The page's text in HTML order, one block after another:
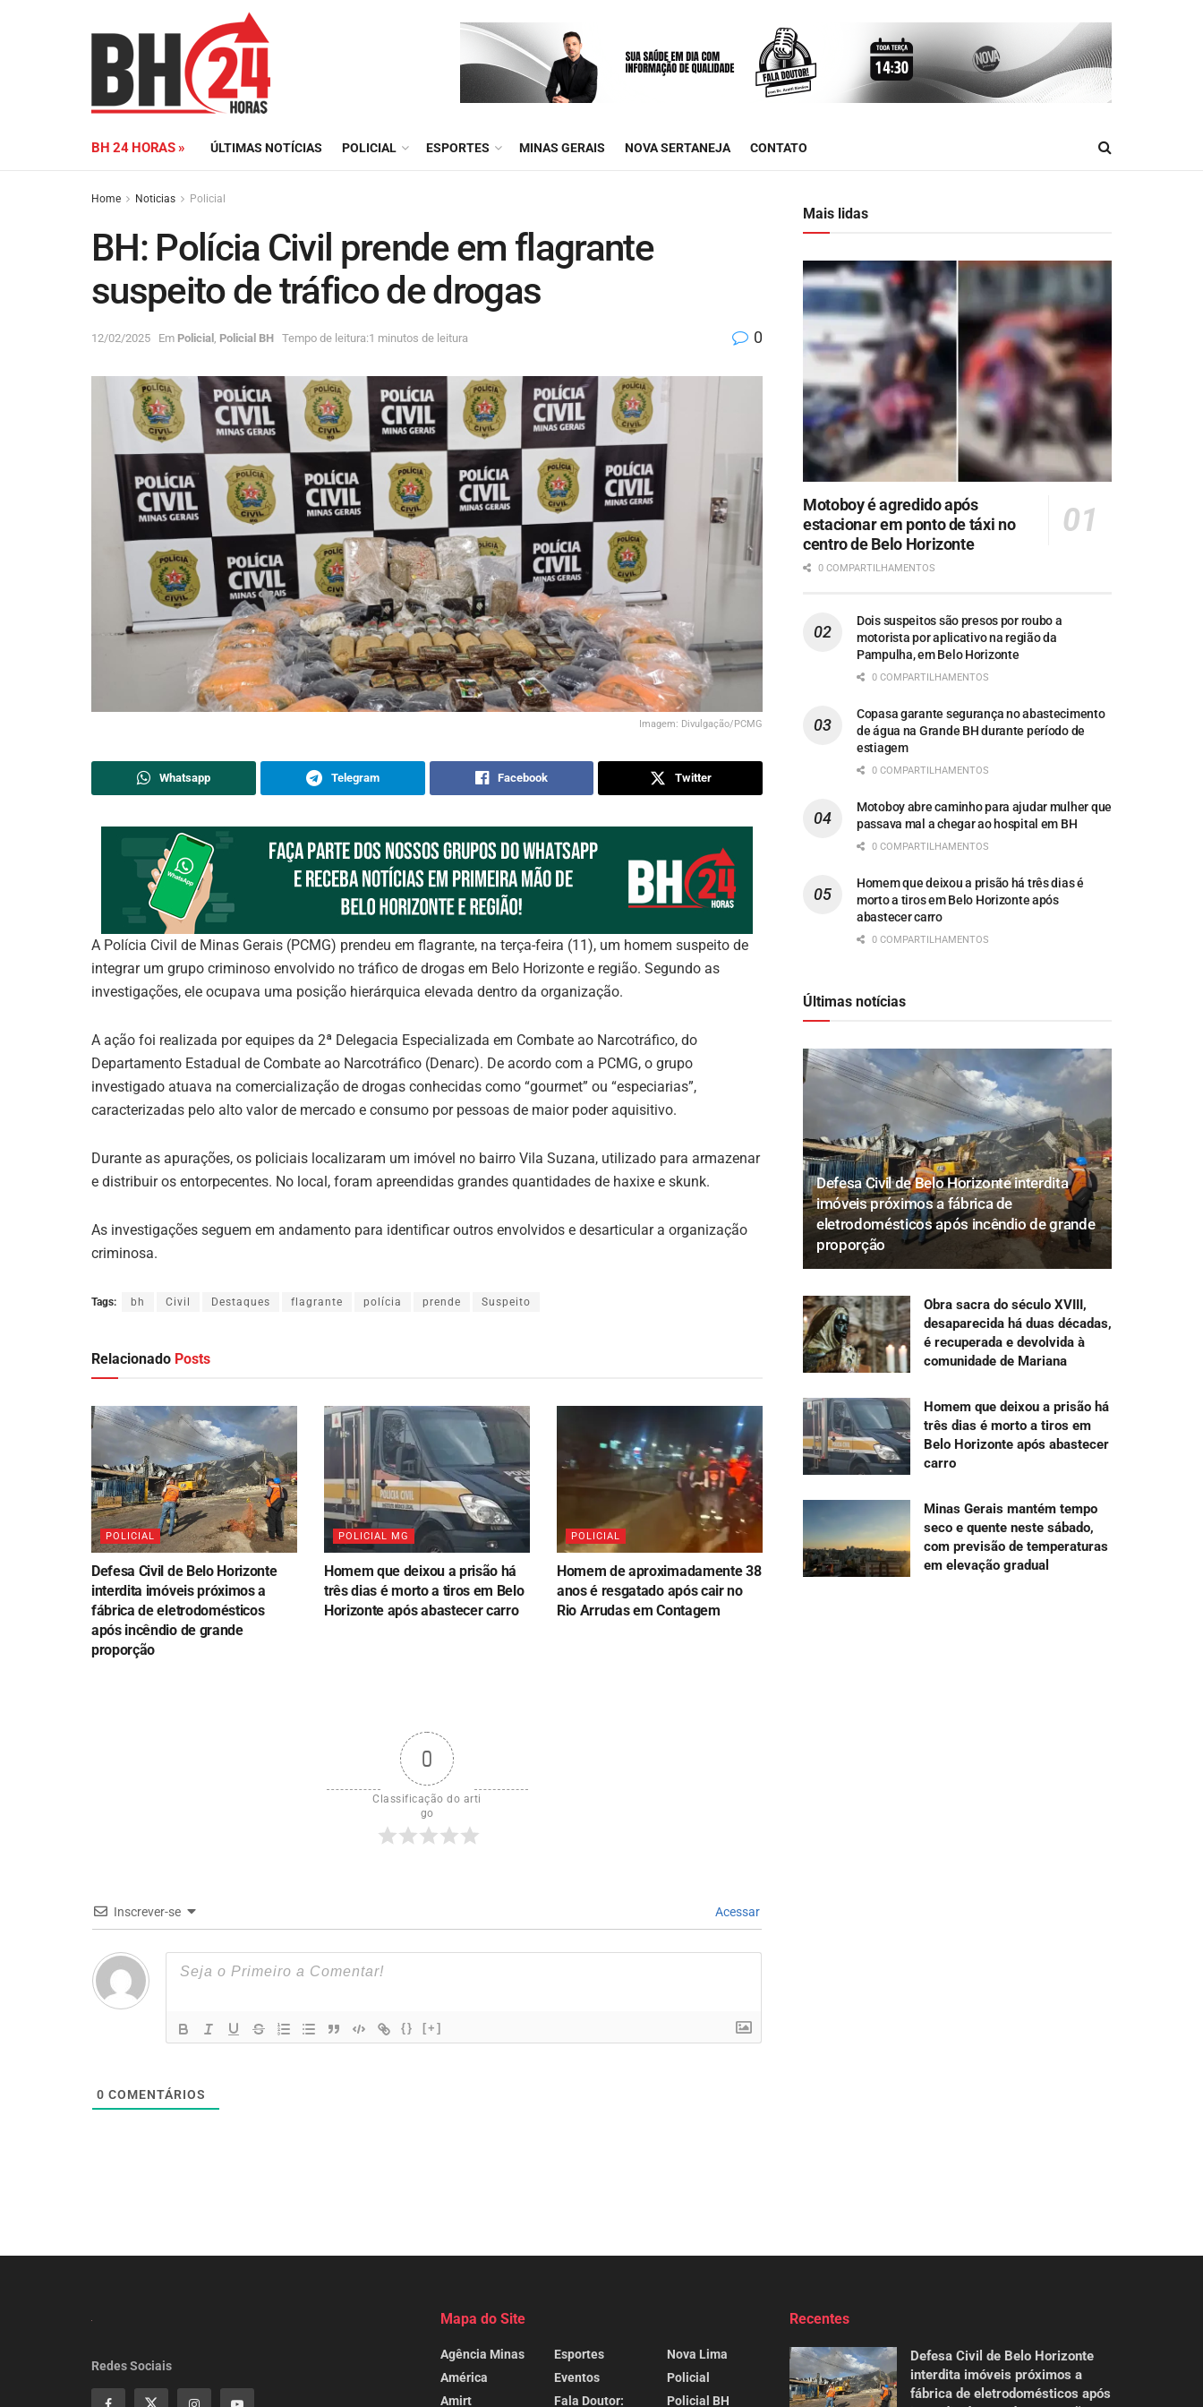
BH 24 HORAS » ÚLTIMAS NOTÍCIAS POLICIAL ESPORTES MINAS GERAIS NOVA SERTANEJA CONTATO
Home Noticias Policial
BH: Polícia Civil prende em flagrante
suspeito de tráfico de drogas
12/02/2025 Em Policial Policial BH Tempo de leitura:1 minutos de leitura 0
Imagem: Divulgação/PCMG
Whatsapp Telegram Facebook Twitter
A Polícia Civil de Minas Gerais (PCMG) prendeu em flagrante, na terça-feira (11), um homem suspeito de
integrar um grupo criminoso envolvido no tráfico de drogas em Belo Horizonte e região. Segundo as
investigações, ele ocupava uma posição hierárquica elevada dentro da organização.
A ação foi realizada por equipes da 2ª Delegacia Especializada em Combate ao Narcotráfico, do
Departamento Estadual de Combate ao Narcotráfico (Denarc). De acordo com a PCMG, o grupo
investigado atuava na comercialização de drogas conhecidas como “gourmet” ou “especiarias”,
caracterizadas pelo alto valor de mercado e consumo por pessoas de maior poder aquisitivo.
Durante as apurações, os policiais localizaram um imóvel no bairro Vila Suzana, utilizado para armazenar
e distribuir os entorpecentes. No local, foram apreendidas grandes quantidades de haxixe e skunk.
As investigações seguem em andamento para identificar outros envolvidos e desarticular a organização
criminosa.
Tags: bh Civil Destaques flagrante polícia prende Suspeito
Relacionado Posts
POLICIAL
Defesa Civil de Belo Horizonte
interdita imóveis próximos a
fábrica de eletrodomésticos
após incêndio de grande
proporção
POLICIAL MG
Homem que deixou a prisão há
três dias é morto a tiros em Belo
Horizonte após abastecer carro
POLICIAL
Homem de aproximadamente 38
anos é resgatado após cair no
Rio Arrudas em Contagem
0
Classificação do arti
go
Inscrever-se Acessar
{} [+]
0 COMENTÁRIOS
Mais lidas
Motoboy é agredido após
estacionar em ponto de táxi no
centro de Belo Horizonte
0 COMPARTILHAMENTOS
Dois suspeitos são presos por roubo a
motorista por aplicativo na região da
Pampulha, em Belo Horizonte
0 COMPARTILHAMENTOS
Copasa garante segurança no abastecimento
de água na Grande BH durante período de
estiagem
0 COMPARTILHAMENTOS
Motoboy abre caminho para ajudar mulher que
passava mal a chegar ao hospital em BH
0 COMPARTILHAMENTOS
Homem que deixou a prisão há três dias é
morto a tiros em Belo Horizonte após
abastecer carro
0 COMPARTILHAMENTOS
Últimas notícias
Defesa Civil de Belo Horizonte interdita
imóveis próximos a fábrica de
eletrodomésticos após incêndio de grande
proporção
Obra sacra do século XVIII,
desaparecida há duas décadas,
é recuperada e devolvida à
comunidade de Mariana
Homem que deixou a prisão há
três dias é morto a tiros em
Belo Horizonte após abastecer
carro
Minas Gerais mantém tempo
seco e quente neste sábado,
com previsão de temperaturas
em elevação gradual
Redes Sociais
Mapa do Site
Agência Minas
América
Amirt
Esportes
Eventos
Fala Doutor:
Nova Lima
Policial
Policial BH
Recentes
Defesa Civil de Belo Horizonte
interdita imóveis próximos a
fábrica de eletrodomésticos após